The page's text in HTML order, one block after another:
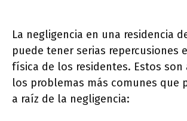
La negligencia en una residencia
puede tener serias repercusiones
física de los residentes. Estos son
los problemas más comunes que
a raíz de la negligencia: